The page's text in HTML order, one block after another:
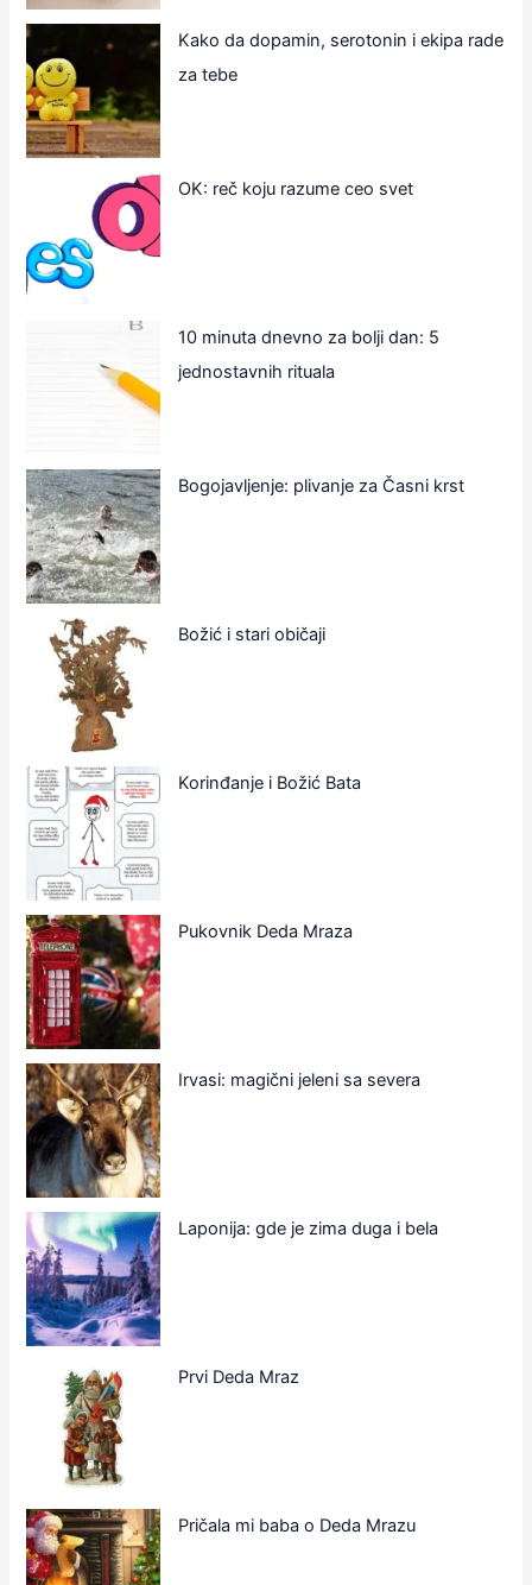
Kako da dopamin, serotonin i ekipa rade
za tebe
OK: reč koju razume ceo svet
10 minuta dnevno za bolji dan: 5
jednostavnih rituala
Bogojavljenje: plivanje za Časni krst
Božić i stari običaji
Korinđanje i Božić Bata
Pukovnik Deda Mraza
Irvasi: magični jeleni sa severa
Laponija: gde je zima duga i bela
Prvi Deda Mraz
Pričala mi baba o Deda Mrazu